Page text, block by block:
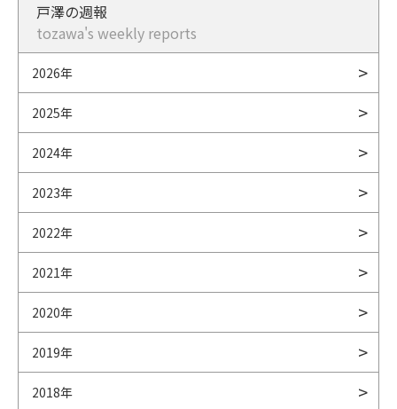
戸澤の週報
tozawa's weekly reports
2026年
2025年
2024年
2023年
2022年
2021年
2020年
2019年
2018年